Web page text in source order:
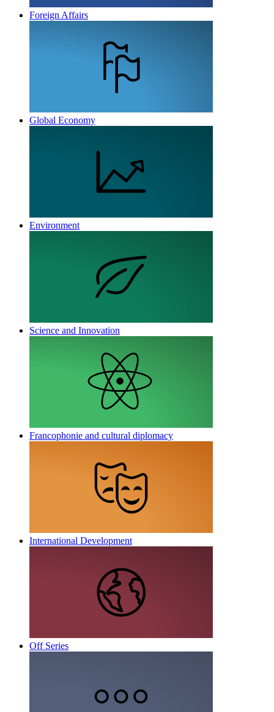
Foreign Affairs
Global Economy
Environment
Science and Innovation
Francophonie and cultural diplomacy
International Development
Off Series